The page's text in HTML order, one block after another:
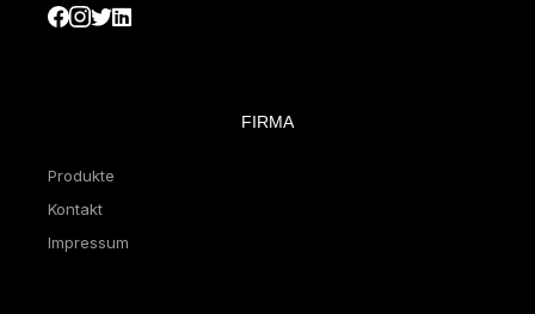
FIRMA
Produkte
Kontakt
Impressum